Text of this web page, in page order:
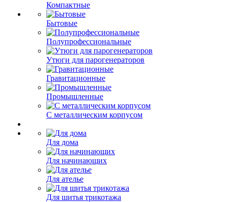
Компактные
Бытовые
Полупрофессиональные
Утюги для парогенераторов
Гравитационные
Промышленные
С металлическим корпусом
Для дома
Для начинающих
Для ателье
Для шитья трикотажа